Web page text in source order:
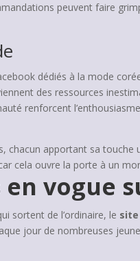
peuvent faire
dédiés à la mode
des ressources
renforcent
chacun apportant sa
cela ouvre la porte à un
vogue
sortent de l’ordinaire, le site
jour de nombreuses